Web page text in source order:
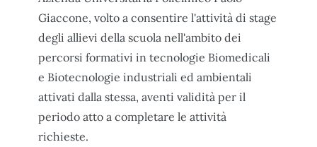
Giaccone, volto a consentire l'attività di stage
degli allievi della scuola nell'ambito dei
percorsi formativi in tecnologie Biomedicali
e Biotecnologie industriali ed ambientali
attivati dalla stessa, aventi validità per il
periodo atto a completare le attività
richieste.